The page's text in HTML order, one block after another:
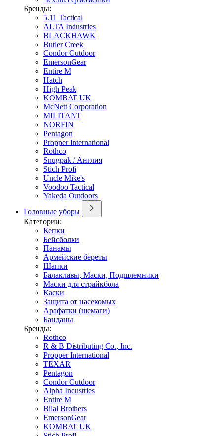
Бренды:
5.11 Tactical
ALTA Industries
BLACKHAWK
Butler Creek
Condor Outdoor
EmersonGear
Entire M
Hatch
High Peak
KOMBAT UK
McNett Corporation
MILITANT
NORFIN
Pentagon
Propper International
Rothco
Snugpak / Англия
Stich Profi
Uncle Mike's
Voodoo Tactical
Yakeda Outdoors
Головные уборы
Категории:
Кепки
Бейсболки
Панамы
Армейские береты
Шапки
Балаклавы, Маски, Подшлемники
Маски для страйкбола
Каски
Защита от насекомых
Арафатки (шемаги)
Банданы
Бренды:
Rothco
R & B Distributing Co., Inc.
Propper International
TEXAR
Pentagon
Condor Outdoor
Alpha Industries
Entire M
Bilal Brothers
EmersonGear
KOMBAT UK